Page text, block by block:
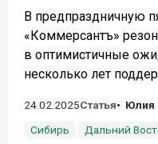
В предпраздничную
«Коммерсантъ»
в оптимистичные
несколько лет
24.02.2025Статья
Юлия
Сибирь
Дальний